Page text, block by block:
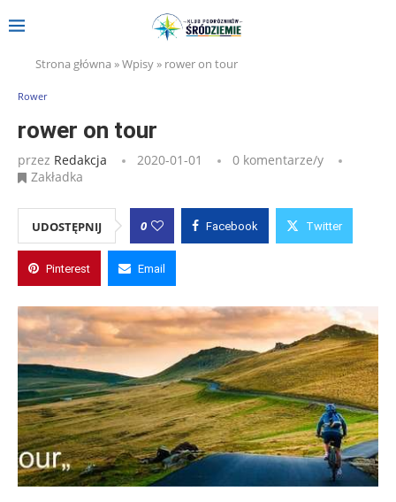
Strona główna »Wpisy» rower on tour
Rower
rower on tour
przez Redakcja 2020-01-01
0 komentarze/y
Zakładka
UDOSTĘPNIJ 0 Facebook Twitter
Pinterest Email